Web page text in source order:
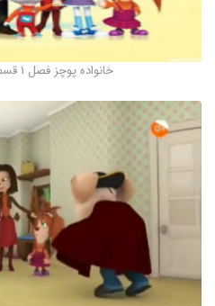
خانواده پوچز فصل 1 قسمت 2 دوبله فارسی